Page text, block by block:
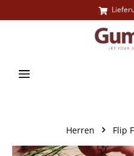
Große
Herren Flip